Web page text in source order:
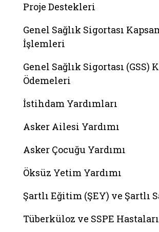
Proje Destekleri
Genel Sağlık Sigortası
İşlemleri
Genel Sağlık Sigortası (GSS)
Ödemeleri
İstihdam Yardımları
Asker Ailesi Yardımı
Asker Çocuğu Yardımı
Öksüz Yetim Yardımı
Şartlı Eğitim (ŞEY) ve Şartlı
Tüberküloz ve SSPE